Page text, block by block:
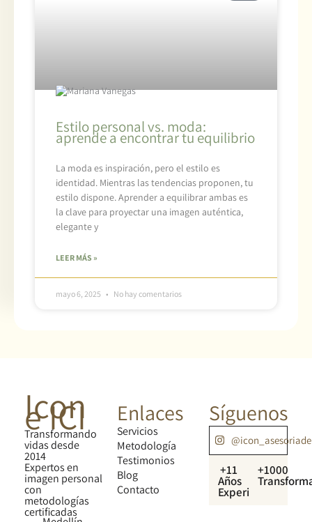
Estilo personal vs. moda:
aprende a encontrar tu equilibrio
La moda es inspiración, pero el estilo es
identidad. Mientras las tendencias proponen, tu
estilo dispone. Aprender a equilibrar ambas es
la clave para proyectar una imagen auténtica,
elegante y
LEER MÁS »
mayo 6, 2025 No hay comentarios
Icon
e ICI
Transformando
vidas desde
2014
Expertos en
imagen personal
con
metodologías
certificadas
Enlaces
Servicios
Metodología
Testimonios
Blog
Contacto
Síguenos
+11
Años
Experiencia
+1000